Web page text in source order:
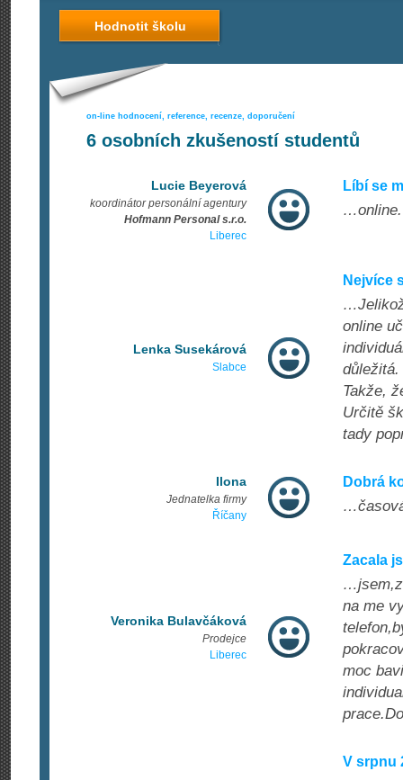
Hodnotit školu
on-line hodnocení, reference, recenze, doporučení
6 osobních zkušeností studentů
Lucie Beyerová
koordinátor personální agentury
Hofmann Personal s.r.o.
Liberec
Líbí se
…online.
Lenka Susekárová
Slabce
Nejvíce
online
Takže,
Určitě
tady
Ilona
Jednatelka firmy
Říčany
Dobrá
Veronika Bulavčáková
Prodejce
Liberec
Zacala
na me
moc
V srpnu